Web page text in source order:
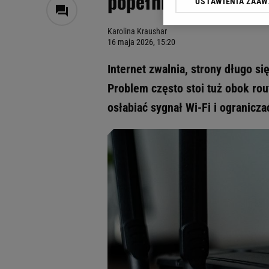
Karolina Kraushar
16 maja 2026, 15:20
Internet zwalnia, strony długo
Problem często stoi tuż obok
osłabiać sygnał Wi-Fi i
Klikając „Akceptuję”
My, nasi Zaufani
Użycie dokładnych
Przechowywanie